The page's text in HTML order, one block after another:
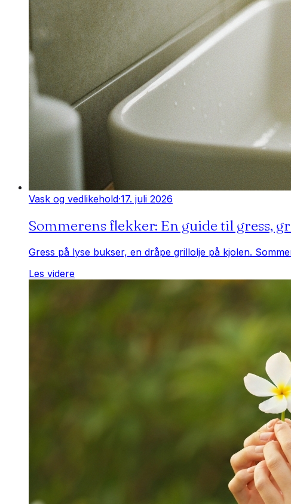
Vask og vedlikehold·17. juli 2026
Sommerens flekker: En guide til gress,
Gress på lyse bukser, en dråpe grillolje på kjolen.
Les videre